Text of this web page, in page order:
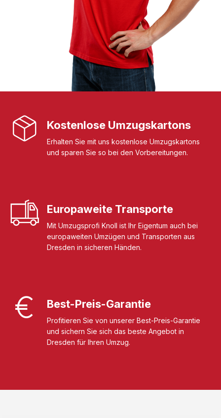
Kostenlose Umzugskartons
Erhalten Sie mit uns kostenlose Umzugskartons
und sparen Sie so bei den Vorbereitungen.
Europaweite Transporte
Mit Umzugsprofi Knoll ist Ihr Eigentum auch bei
europaweiten Umzügen und Transporten aus
Dresden in sicheren Händen.
Best-Preis-Garantie
Profitieren Sie von unserer Best-Preis-Garantie
und sichern Sie sich das beste Angebot in
Dresden für Ihren Umzug.